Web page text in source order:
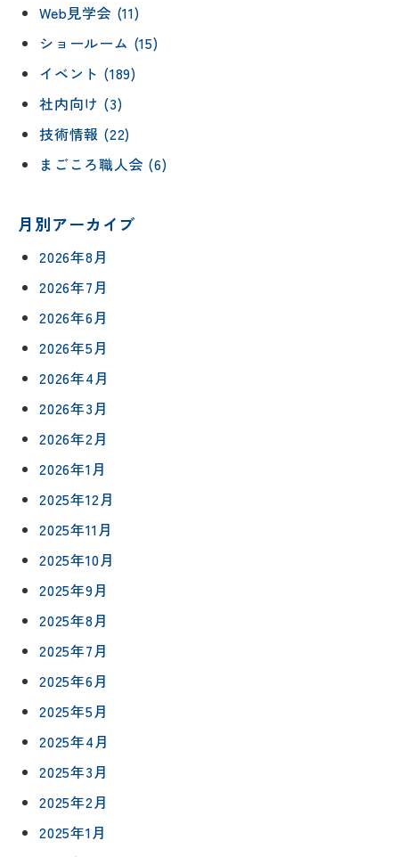
Web見学会 (11)
ショールーム (15)
イベント (189)
社内向け (3)
技術情報 (22)
まごころ職人会 (6)
月別アーカイブ
2026年8月
2026年7月
2026年6月
2026年5月
2026年4月
2026年3月
2026年2月
2026年1月
2025年12月
2025年11月
2025年10月
2025年9月
2025年8月
2025年7月
2025年6月
2025年5月
2025年4月
2025年3月
2025年2月
2025年1月